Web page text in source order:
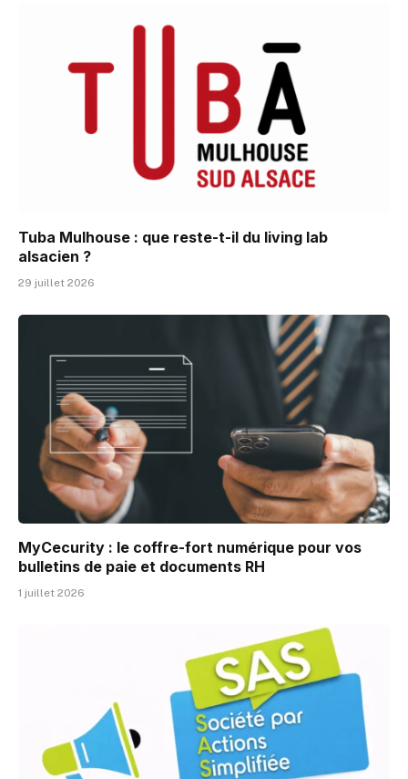
Tuba Mulhouse : que reste-t-il du living lab
alsacien ?
29 juillet 2026
MyCecurity : le coffre-fort numérique pour vos
bulletins de paie et documents RH
1 juillet 2026